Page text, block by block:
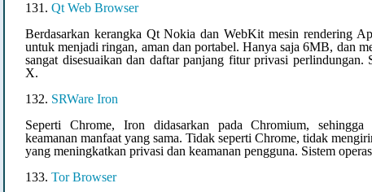
131. Qt Web Browser
Berdasarkan kerangka Qt Nokia dan WebKit mesin rendering
untuk menjadi ringan, aman dan portabel. Hanya saja 6MB, dan
sangat disesuaikan dan daftar panjang fitur privasi perlindungan.
X.
132. SRWare Iron
Seperti Chrome, Iron didasarkan pada Chromium, sehingga
keamanan manfaat yang sama. Tidak seperti Chrome, tidak
yang meningkatkan privasi dan keamanan pengguna. Sistem
133. Tor Browser